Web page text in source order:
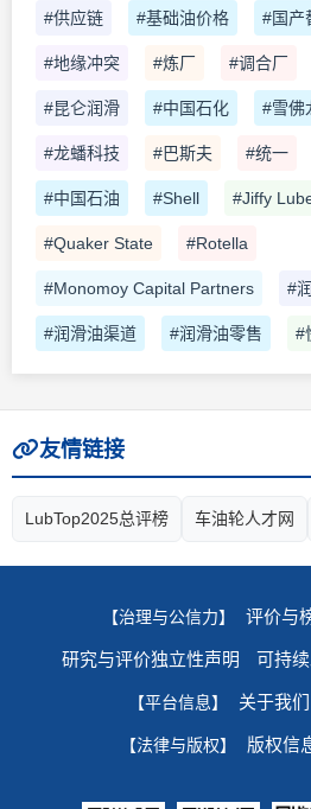
#供应链 #基础油价格 #国产
#地缘冲突 #炼厂 #调合厂
#昆仑润滑 #中国石化 #雪佛
#龙蟠科技 #巴斯夫 #统一
#中国石油 #Shell #Jiffy
#Quaker State #Rotella
#Monomoy Capital Partners #
#润滑油渠道 #润滑油零售 #
友情链接
LubTop2025总评榜 车油轮人才网
【治理与公信力】 评价与
研究与评价独立性声明 可持
【平台信息】 关于我们
【法律与版权】 版权信